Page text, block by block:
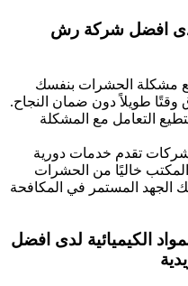
افضل شركة رش
مشكلة الحشرات بنفسك
طويلاً دون ضمان النجاح.
التعامل مع المشكلة
تقدم خدمات دورية
خاليًا من الحشرات
الجهد المستمر في المكافحة
الكيميائية لدى افضل